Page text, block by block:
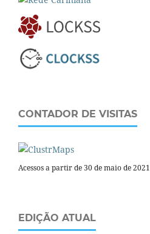
CONTADOR DE VISITAS
Acessos a partir de 30 de maio de 2021
EDIÇÃO ATUAL